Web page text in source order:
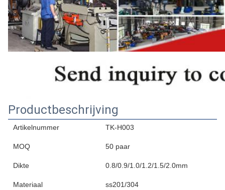
Productbeschrijving
Artikelnummer TK-H003
MOQ 50 paar
Dikte 0.8/0.9/1.0/1.2/1.5/2.0mm
Materiaal ss201/304